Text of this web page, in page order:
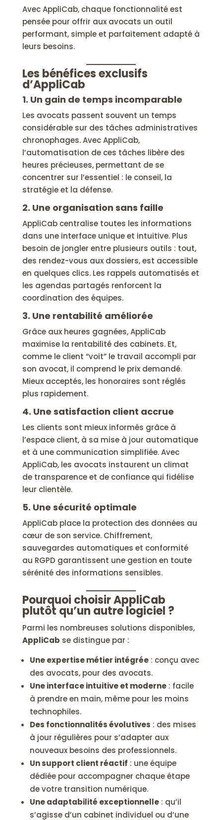
Avec AppliCab, chaque fonctionnalité est
pensée pour offrir aux avocats un outil
performant, simple et parfaitement adapté à
leurs besoins.
Les bénéfices exclusifs
d’AppliCab
1. Un gain de temps incomparable
Les avocats passent souvent un temps
considérable sur des tâches administratives
chronophages. Avec AppliCab,
l’automatisation de ces tâches libère des
heures précieuses, permettant de se
concentrer sur l’essentiel : le conseil, la
stratégie et la défense.
2. Une organisation sans faille
AppliCab centralise toutes les informations
dans une interface unique et intuitive. Plus
besoin de jongler entre plusieurs outils : tout,
des rendez-vous aux dossiers, est accessible
en quelques clics. Les rappels automatisés et
les agendas partagés renforcent la
coordination des équipes.
3. Une rentabilité améliorée
Grâce aux heures gagnées, AppliCab
maximise la rentabilité des cabinets. Et,
comme le client “voit” le travail accompli par
son avocat, il comprend le prix demandé.
Mieux acceptés, les honoraires sont réglés
plus rapidement.
4. Une satisfaction client accrue
Les clients sont mieux informés grâce à
l’espace client, à sa mise à jour automatique
et à une communication simplifiée. Avec
AppliCab, les avocats instaurent un climat
de transparence et de confiance qui fidélise
leur clientèle.
5. Une sécurité optimale
AppliCab place la protection des données au
cœur de son service. Chiffrement,
sauvegardes automatiques et conformité
au RGPD garantissent une gestion en toute
sérénité des informations sensibles.
Pourquoi choisir AppliCab
plutôt qu’un autre logiciel ?
Parmi les nombreuses solutions disponibles,
AppliCab se distingue par :
Une expertise métier intégrée: conçu avec
des avocats, pour des avocats.
Une interface intuitive et moderne: facile
à prendre en main, même pour les moins
technophiles.
Des fonctionnalités évolutives : des mises
à jour régulières pour s’adapter aux
nouveaux besoins des professionnels.
Un support client réactif : une équipe
dédiée pour accompagner chaque étape
de votre transition numérique.
Une adaptabilité exceptionnelle: qu’il
s’agisse d’un cabinet individuel ou d’une